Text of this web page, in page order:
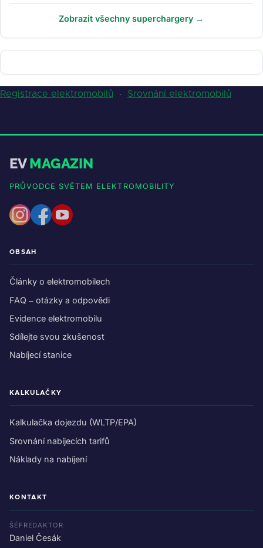
Zobrazit všechny superchargery →
Registrace elektromobilů · Srovnání elektromobilů
EVMAGAZIN
PRŮVODCE SVĚTEM ELEKTROMOBILITY
OBSAH
Články o elektromobilech
FAQ – otázky a odpovědi
Evidence elektromobilu
Sdílejte svou zkušenost
Nabíjecí stanice
KALKULAČKY
Kalkulačka dojezdu (WLTP/EPA)
Srovnání nabíjecích tarifů
Náklady na nabíjení
KONTAKT
ŠÉFREDAKTOR
Daniel Česák